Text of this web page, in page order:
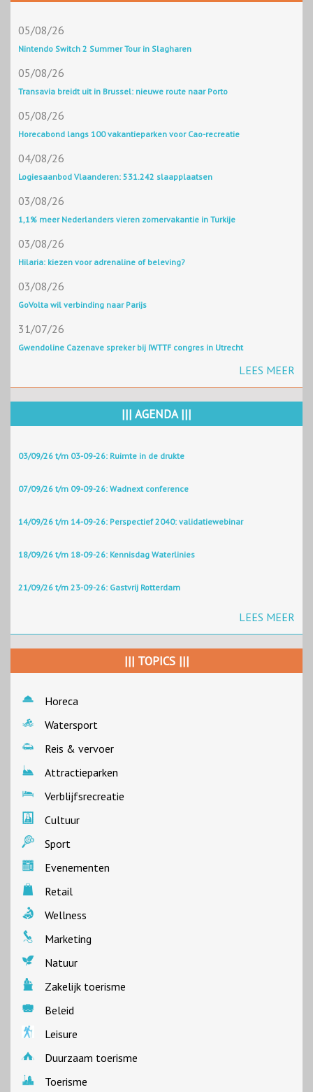
05/08/26
Nintendo Switch 2 Summer Tour in Slagharen
05/08/26
Transavia breidt uit in Brussel: nieuwe route naar Porto
05/08/26
Horecabond langs 100 vakantieparken voor Cao-recreatie
04/08/26
Logiesaanbod Vlaanderen: 531.242 slaapplaatsen
03/08/26
1,1% meer Nederlanders vieren zomervakantie in Turkije
03/08/26
Hilaria: kiezen voor adrenaline of beleving?
03/08/26
GoVolta wil verbinding naar Parijs
31/07/26
Gwendoline Cazenave spreker bij IWTTF congres in Utrecht
LEES MEER
||| AGENDA |||
03/09/26 t/m 03-09-26: Ruimte in de drukte
07/09/26 t/m 09-09-26: Wadnext conference
14/09/26 t/m 14-09-26: Perspectief 2040: validatiewebinar
18/09/26 t/m 18-09-26: Kennisdag Waterlinies
21/09/26 t/m 23-09-26: Gastvrij Rotterdam
LEES MEER
||| TOPICS |||
Horeca
Watersport
Reis & vervoer
Attractieparken
Verblijfsrecreatie
Cultuur
Sport
Evenementen
Retail
Wellness
Marketing
Natuur
Zakelijk toerisme
Beleid
Leisure
Duurzaam toerisme
Toerisme